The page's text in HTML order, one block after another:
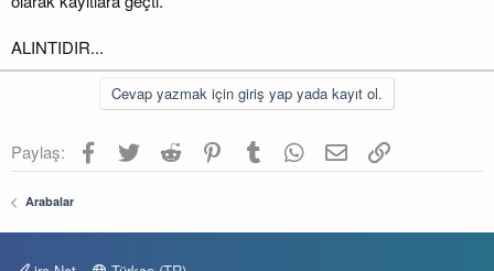
ALINTIDIR...
Cevap yazmak için giriş yap yada kayıt ol.
Paylaş: Facebook
TwitterReddit PinterestTumblr WhatsApp
E-postaLink
Arabalar